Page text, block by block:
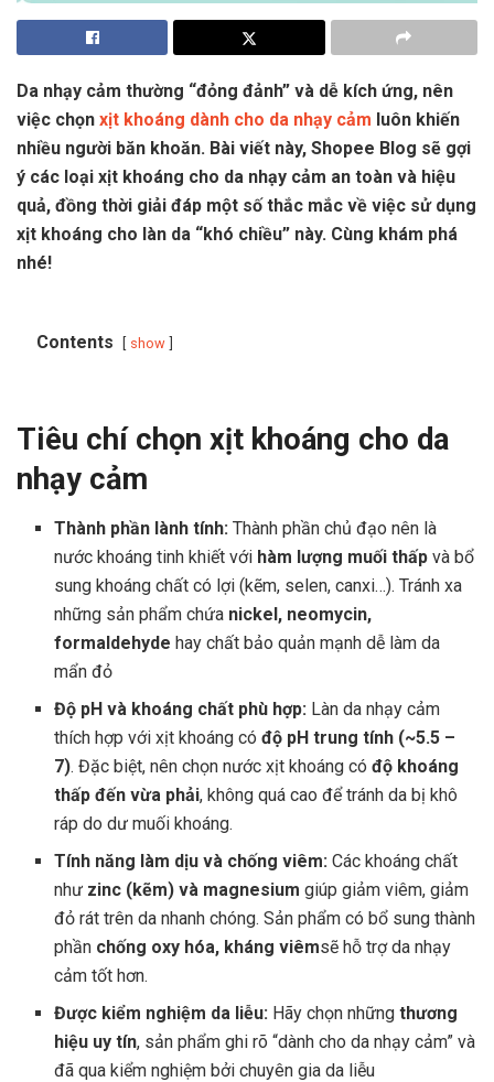
Da nhạy cảm thường “đỏng đảnh” và dễ kích ứng, nên
việc chọn xịt khoáng dành cho da nhạy cảm luôn khiến
nhiều người băn khoăn. Bài viết này, Shopee Blog sẽ gợi
ý các loại xịt khoáng cho da nhạy cảm an toàn và hiệu
quả, đồng thời giải đáp một số thắc mắc về việc sử dụng
xịt khoáng cho làn da “khó chiều” này. Cùng khám phá
nhé!
Contents show
Tiêu chí chọn xịt khoáng cho da
nhạy cảm
Thành phần lành tính: Thành phần chủ đạo nên là
nước khoáng tinh khiết với hàm lượng muối thấp và bổ
sung khoáng chất có lợi (kẽm, selen, canxi…). Tránh xa
những sản phẩm chứa nickel, neomycin,
formaldehyde hay chất bảo quản mạnh dễ làm da
mẩn đỏ
Độ pH và khoáng chất phù hợp: Làn da nhạy cảm
thích hợp với xịt khoáng cóđộ pH trung tính (~5.5 –
7). Đặc biệt, nên chọn nước xịt khoáng cóđộ khoáng
thấp đến vừa phải, không quá cao để tránh da bị khô
ráp do dư muối khoáng.
Tính năng làm dịu và chống viêm: Các khoáng chất
như zinc (kẽm) và magnesium giúp giảm viêm, giảm
đỏ rát trên da nhanh chóng. Sản phẩm có bổ sung thành
phần chống oxy hóa, kháng viêmsẽ hỗ trợ da nhạy
cảm tốt hơn.
Được kiểm nghiệm da liễu: Hãy chọn nhữngthương
hiệu uy tín, sản phẩm ghi rõ “dành cho da nhạy cảm” và
đã qua kiểm nghiệm bởi chuyên gia da liễu